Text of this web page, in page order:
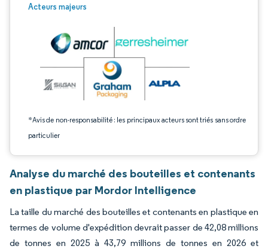
Acteurs majeurs
*Avis de non-responsabilité : les principaux acteurs sont triés sans ordre
particulier
Image © Mordor Intelligence. La réutilisation nécessite une attribution sous CC
Analyse du marché des bouteilles et contenants
en plastique par Mordor Intelligence
La taille du marché des bouteilles et contenants en plastique en
termes de volume d'expédition devrait passer de 42,08 millions
de tonnes en 2025 à 43,79 millions de tonnes en 2026 et